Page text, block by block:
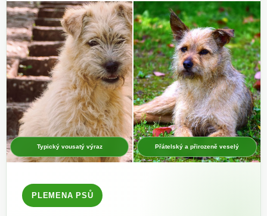
Typický vousatý výraz Přátelský a přirozeně veselý
PLEMENA PSŮ